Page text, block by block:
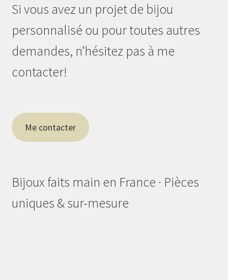
Si vous avez un projet de bijou
personnalisé ou pour toutes autres
demandes, n’hésitez pas à me
contacter!
Me contacter
Bijoux faits main en France · Pièces
uniques & sur-mesure